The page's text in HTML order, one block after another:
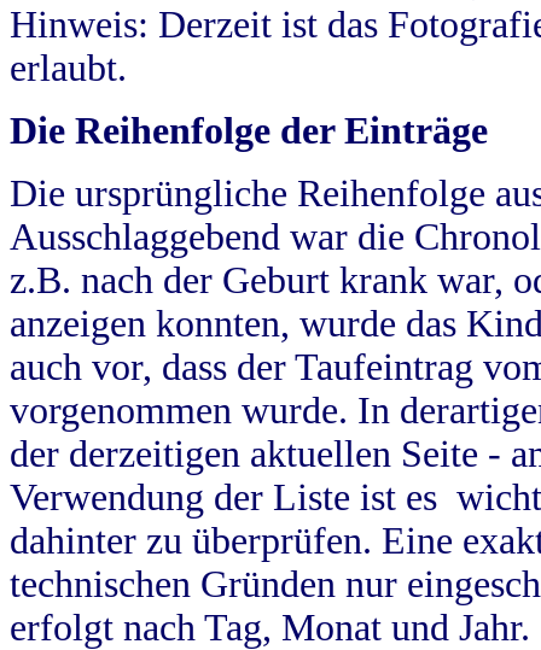
Hinweis: Derzeit ist das
erlaubt.
Die Reihenfolge der Einträge
Die ursprüngliche Reihenfolge
Ausschlaggebend war die
z.B. nach der Geburt krank war,
anzeigen konnten, wurde das
auch vor, dass der Taufeintrag
vorgenommen wurde. In
der derzeitigen aktuellen Seite -
Verwendung der Liste ist es
dahinter zu überprüfen. Eine
technischen Gründen nur
erfolgt nach Tag, Monat und Jahr.